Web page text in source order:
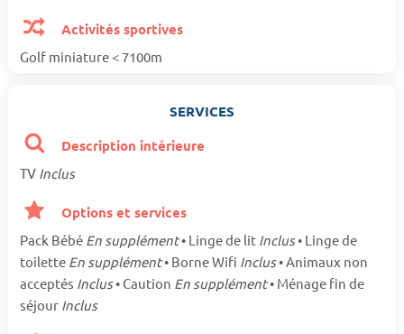
Activités sportives
Golf miniature < 7100m
SERVICES
Description intérieure
TV Inclus
Options et services
Pack Bébé En supplément• Linge de lit Inclus• Linge de
toilette En supplément• Borne Wifi Inclus• Animaux non
acceptés Inclus• Caution En supplément• Ménage fin de
séjour Inclus